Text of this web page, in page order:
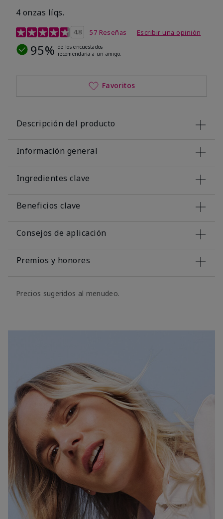
4 onzas líqs.
Calificación de clientes de 4,2 de 5
4.8 57 Reseñas Escribir una opinión
95% de los encuestados
recomendaría a un amigo.
Favoritos
Descripción del producto
Información general
Ingredientes clave
Beneficios clave
Consejos de aplicación
Premios y honores
Precios sugeridos al menudeo.